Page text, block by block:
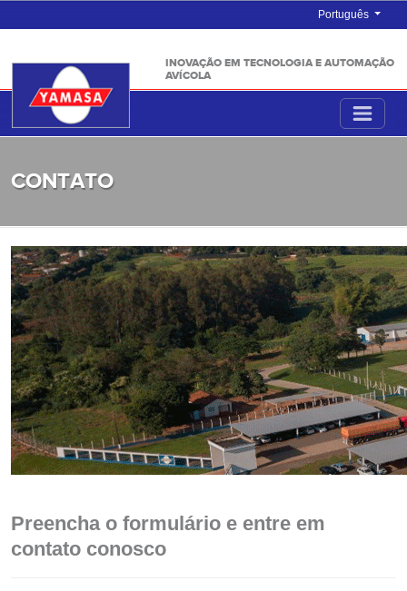
Português
INOVAÇÃO EM TECNOLOGIA E AUTOMAÇÃO
AVÍCOLA
CONTATO
Preencha o formulário e entre em
contato conosco